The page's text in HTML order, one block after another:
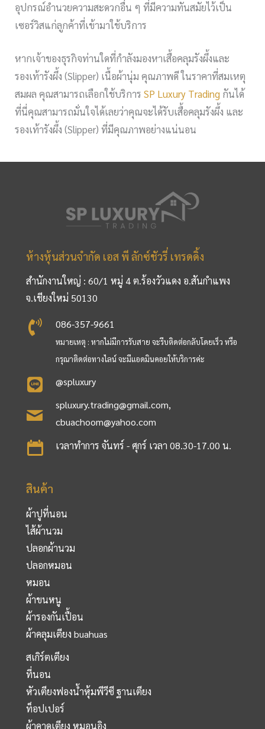
อุปกรณ์อำนวยความสะดวกอื่น ๆ ที่มีความทันสมัยไว้เป็น
เซอร์วิสแก่ลูกค้าที่เข้ามาใช้บริการ
หากเจ้าของธุรกิจท่านใดที่กำลังมองหาเสื้อคลุมรังผึ้งและ
รองเท้ารังผึ้ง (Slipper) เนื้อผ้านุ่ม คุณภาพดี ในราคาที่สมเหตุ
สมผล คุณสามารถเลือกใช้บริการSP Luxury Trading กันได้
ที่นี่คุณสามารถมั่นใจได้เลยว่าคุณจะได้รับเสื้อคลุมรังผึ้ง และ
รองเท้ารังผึ้ง (Slipper) ที่มีคุณภาพอย่างแน่นอน
ห้างหุ้นส่วนจำกัด เอส พี ลักซ์ชัวรี่ เทรดดิ้ง
สำนักงานใหญ่ : 60/1 หมู่ 4 ต.ร้องวัวแดง อ.สันกำแพง
จ.เชียงใหม่ 50130
086-357-9661
หมายเหตุ : หากไม่มีการรับสาย จะรีบติดต่อกลับโดยเร็ว หรือ
กรุณาติดต่อทางไลน์ จะมีแอดมินคอยให้บริการค่ะ
@spluxury
spluxury.trading@gmail.com,
cbuachoom@yahoo.com
เวลาทำการ จันทร์ - ศุกร์ เวลา 08.30-17.00 น.
สินค้า
ผ้าปูที่นอน
ไส้ผ้านวม
ปลอกผ้านวม
ปลอกหมอน
หมอน
ผ้าขนหนู
ผ้ารองกันเปื้อน
ผ้าคลุมเตียง buahuas
สเกิร์ตเตียง
ที่นอน
หัวเตียงฟองน้ำหุ้มพีวีซี ฐานเตียง
ท็อปเปอร์
ผ้าคาดเตียง หมอนอิง